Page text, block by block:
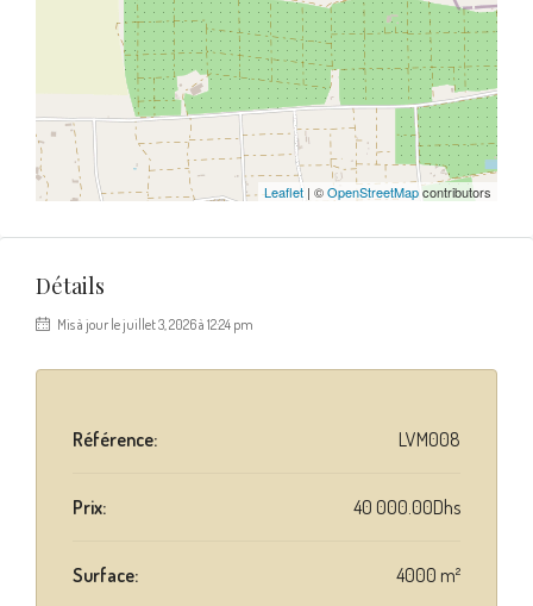
Leaflet | ©OpenStreetMapcontributors
Détails
Mis à jour le juillet 3, 2026 à 12:24 pm
Référence: LVM008
Prix: 40 000.00Dhs
Surface: 4000 m²